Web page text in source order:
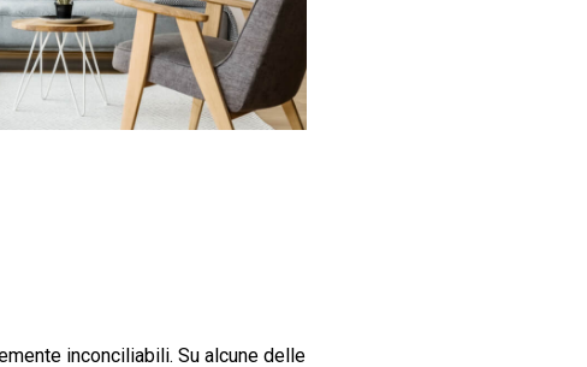
inconciliabili. Su alcune delle